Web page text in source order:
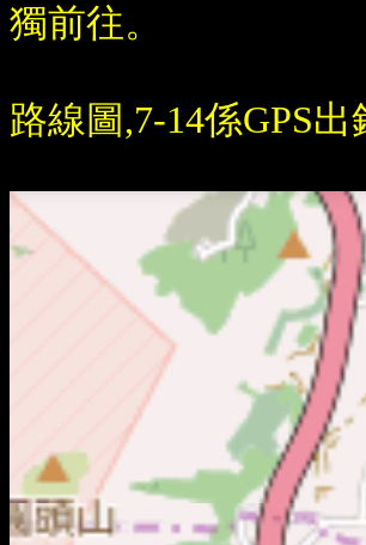
獨前往。
路線圖,7-14係GPS